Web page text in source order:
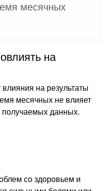
месячных
на
на результаты
месячных не влияет
получаемых данных.
со здоровьем и